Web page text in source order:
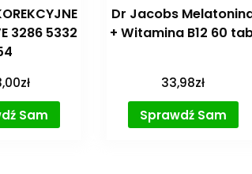
3286 5332
zł
Sam
Dr Jacobs
+ Witamina B12 60
33,98zł
Sprawdź Sam